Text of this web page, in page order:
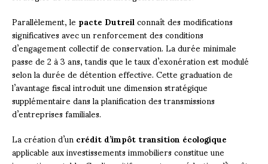
Parallèlement, lepacte Dutreilconnaît des modifications
significatives avec un renforcement des conditions
d’engagement collectif de conservation. La durée minimale
passe de 2 à 3 ans, tandis que le taux d’exonération est modulé
selon la durée de détention effective. Cette graduation de
l’avantage fiscal introduit une dimension stratégique
supplémentaire dans la planification des transmissions
d’entreprises familiales.
La création d’uncrédit d’impôt transition écologique
applicable aux investissements immobiliers constitue une